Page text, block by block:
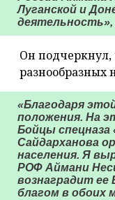
Луганской и
Он подчеркнул,
разнообразных
«Благодаря
положения. На
Бойцы спецназа
Сайдарханова
населения. Я
РОФ Аймани
вознаградит
благом в обоих